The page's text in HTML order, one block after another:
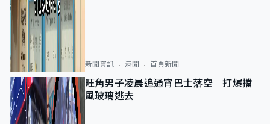
新聞資訊 港聞 首頁新聞
旺角男子凌晨追通宵巴士落空 打爆擋
風玻璃逃去